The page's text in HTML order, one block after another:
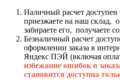
Наличный расчет
приезжаете на наш склад,
забираете его, получаете
Безналичный расчет
оформлении заказа в
Яндекс ПЭЙ (включая
избежание ошибок в
становится доступна